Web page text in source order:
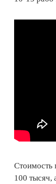
Стоимость
100 тысяч,